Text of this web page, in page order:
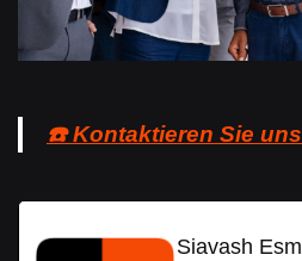
☎️ Kontaktieren Sie
Siavash